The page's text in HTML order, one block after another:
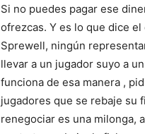
Si no puedes pagar ese
ofrezcas. Y es lo que dice el
Sprewell, ningún
llevar a un jugador suyo a
funciona de esa manera ,
jugadores que se rebaje su
renegociar es una milonga,